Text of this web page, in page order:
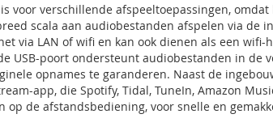
voor verschillende afspeeltoepassingen,
scala aan audiobestanden afspelen via de
via LAN of wifi en kan ook dienen als een
poort ondersteunt audiobestanden in de
opnames te garanderen. Naast de
app, die Spotify, Tidal, TuneIn, Amazon
de afstandsbediening, voor snelle en